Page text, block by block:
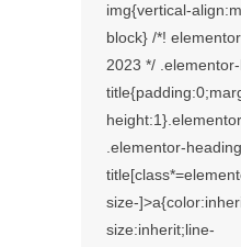
img{vertical-
block} /*!
2023 */
.elementor-
size-
size:inherit;line-